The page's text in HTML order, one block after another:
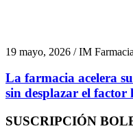
19 mayo, 2026 / IM
La farmacia acelera
sin desplazar el factor
SUSCRIPCIÓN